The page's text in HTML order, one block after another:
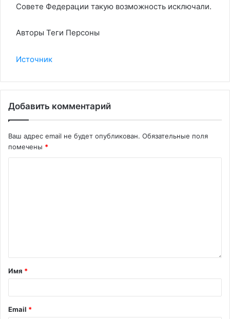
Совете Федерации такую возможность исключали.
Авторы Теги Персоны
Источник
Добавить комментарий
Ваш адрес email не будет опубликован. Обязательные поля
помечены *
Имя *
Email *